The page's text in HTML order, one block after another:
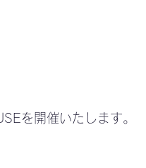
を開催いたします。